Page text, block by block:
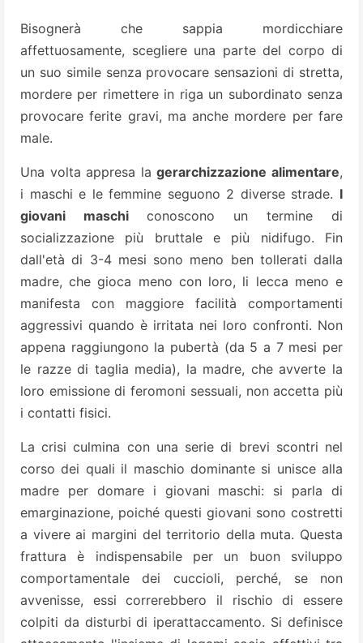
Bisognerà che sappia mordicchiare
affettuosamente, scegliere una parte del corpo di
un suo simile senza provocare sensazioni di stretta,
mordere per rimettere in riga un subordinato senza
provocare ferite gravi, ma anche mordere per fare
male.
Una volta appresa lagerarchizzazione alimentare,
i maschi e le femmine seguono 2 diverse strade. I
giovani maschi conoscono un termine di
socializzazione più bruttale e più nidifugo. Fin
dall'età di 3-4 mesi sono meno ben tollerati dalla
madre, che gioca meno con loro, li lecca meno e
manifesta con maggiore facilità comportamenti
aggressivi quando è irritata nei loro confronti. Non
appena raggiungono la pubertà (da 5 a 7 mesi per
le razze di taglia media), la madre, che avverte la
loro emissione di feromoni sessuali, non accetta più
i contatti fisici.
La crisi culmina con una serie di brevi scontri nel
corso dei quali il maschio dominante si unisce alla
madre per domare i giovani maschi: si parla di
emarginazione, poiché questi giovani sono costretti
a vivere ai margini del territorio della muta. Questa
frattura è indispensabile per un buon sviluppo
comportamentale dei cuccioli, perché, se non
avvenisse, essi correrebbero il rischio di essere
colpiti da disturbi di iperattaccamento. Si definisce